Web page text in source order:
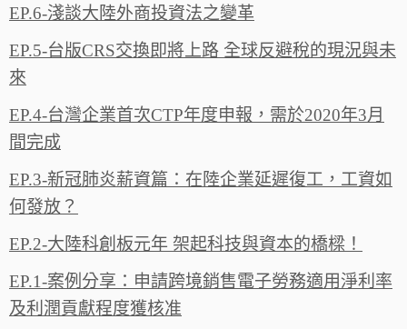
EP.6-淺談大陸外商投資法之變革
EP.5-台版CRS交換即將上路 全球反避稅的現況與未
來
EP.4-台灣企業首次CTP年度申報，需於2020年3月
間完成
EP.3-新冠肺炎薪資篇：在陸企業延遲復工，工資如
何發放？
EP.2-大陸科創板元年 架起科技與資本的橋樑！
EP.1-案例分享：申請跨境銷售電子勞務適用淨利率
及利潤貢獻程度獲核准